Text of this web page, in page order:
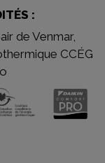
:
de Venmar,
CCÉG